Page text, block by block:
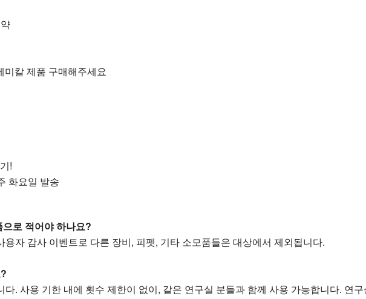
칼 제품 구매해주세요
!
화요일 발송
로 적어야 하나요?
자 감사 이벤트로 다른 장비, 피펫, 기타 소모품들은 대상에서 제외됩니다.
. 사용 기한 내에 횟수 제한이 없이, 같은 연구실 분들과 함께 사용 가능합니다. 연